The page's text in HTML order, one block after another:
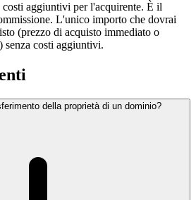
costi aggiuntivi per l'acquirente. È il
L'unico importo che dovrai
(prezzo di acquisto immediato o
senza costi aggiuntivi.
della proprietà di un dominio?